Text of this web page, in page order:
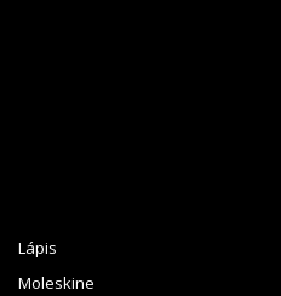
Lápis
Moleskine